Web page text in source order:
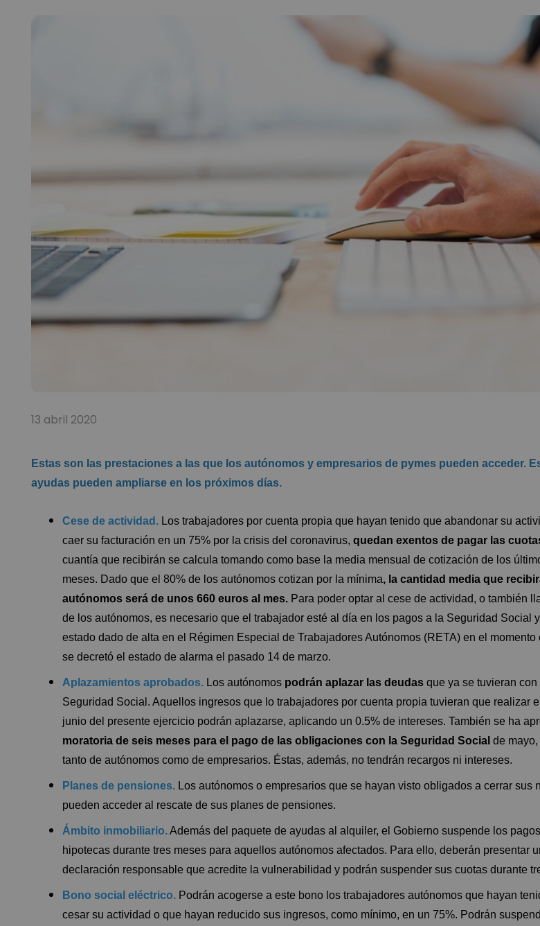
13 abril 2020
Estas son las prestaciones a las que los autónomos y empresarios de pymes pueden acceder.
ayudas pueden ampliarse en los próximos días.
Cese de actividad. Los trabajadores por cuenta propia que hayan tenido que abandonar su
caer su facturación en un 75% por la crisis del coronavirus, quedan exentos de pagar las
cuantía que recibirán se calcula tomando como base la media mensual de cotización de los
meses. Dado que el 80% de los autónomos cotizan por la mínima, la cantidad media que
autónomos será de unos 660 euros al mes. Para poder optar al cese de actividad, o también
de los autónomos, es necesario que el trabajador esté al día en los pagos a la Seguridad Social
estado dado de alta en el Régimen Especial de Trabajadores Autónomos (RETA) en el momento
se decretó el estado de alarma el pasado 14 de marzo.
Aplazamientos aprobados. Los autónomos podrán aplazar las deudas que ya se tuvieran con
Seguridad Social. Aquellos ingresos que lo trabajadores por cuenta propia tuvieran que realizar
junio del presente ejercicio podrán aplazarse, aplicando un 0.5% de intereses. También se ha
moratoria de seis meses para el pago de las obligaciones con la Seguridad Social de
tanto de autónomos como de empresarios. Éstas, además, no tendrán recargos ni intereses.
Planes de pensiones. Los autónomos o empresarios que se hayan visto obligados a cerrar sus
pueden acceder al rescate de sus planes de pensiones.
Ámbito inmobiliario.Además del paquete de ayudas al alquiler, el Gobierno suspende los
hipotecas durante tres meses para aquellos autónomos afectados. Para ello, deberán presentar
declaración responsable que acredite la vulnerabilidad y podrán suspender sus cuotas durante
Bono social eléctrico. Podrán acogerse a este bono los trabajadores autónomos que hayan
cesar su actividad o que hayan reducido sus ingresos, como mínimo, en un 75%. Podrán